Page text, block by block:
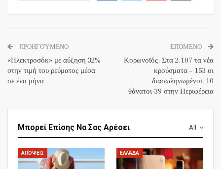
ΠΡΟΗΓΟΎΜΕΝΟ
«Ηλεκτροσόκ» με αύξηση 32%
στην τιμή του ρεύματος μέσα
σε ένα μήνα
ΕΠΌΜΕΝΟ
Κορωνοϊός: Στα 2.107 τα νέα
κρούσματα – 153 οι
διασωληνωμένοι, 10
θάνατοι-39 στην Περιφέρεια
All
Μπορεί Επίσης Να Σας Αρέσει
ΑΠΌΨΕΙΣ ΕΛΛΆΔΑ